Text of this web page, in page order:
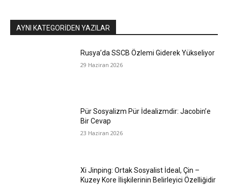
AYNI KATEGORIDEN YAZILAR
Rusya’da SSCB Özlemi Giderek Yükseliyor
29 Haziran 2026
Pür Sosyalizm Pür İdealizmdir: Jacobin’e
Bir Cevap
23 Haziran 2026
Xi Jinping: Ortak Sosyalist İdeal, Çin –
Kuzey Kore İlişkilerinin Belirleyici Özelliğidir